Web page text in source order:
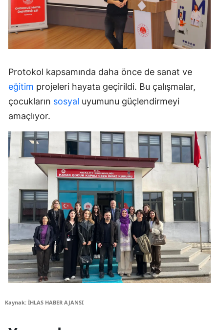
Protokol kapsamında daha önce de sanat ve
eğitim projeleri hayata geçirildi. Bu çalışmalar,
çocukların sosyal uyumunu güçlendirmeyi
amaçlıyor.
Kaynak: İHLAS HABER AJANSI